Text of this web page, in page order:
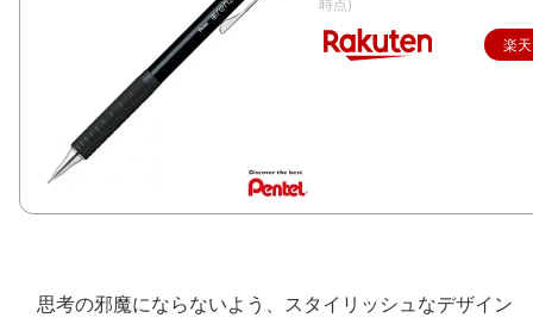
時点)
楽
思考の邪魔にならないよう、スタイリッシュなデザイン